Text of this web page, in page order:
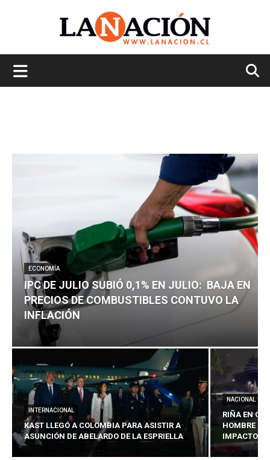
ECONOMÍA
IPC DE JULIO SUBIÓ 0,1% EN JULIO: BAJA EN
PRECIOS DE COMBUSTIBLES CONTUVO LA
INFLACIÓN
INTERNACIONAL
KAST LLEGÓ A COLOMBIA PARA ASISTIR A
ASUNCIÓN DE ABELARDO DE LA ESPRIELLA
NACIONAL
RIÑA EN
HOMBRE
IMPACTOS